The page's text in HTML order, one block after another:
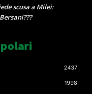
scusa a Milei:
2437
1998